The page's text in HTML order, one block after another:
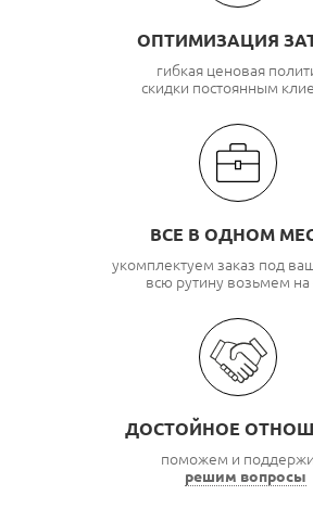
ОПТИМИЗАЦИЯ
гибкая ценовая
скидки постоянным
ВСЕ В ОДНОМ
укомплектуем заказ под
всю рутину возьмем на
ДОСТОЙНОЕ
поможем и
решим вопросы